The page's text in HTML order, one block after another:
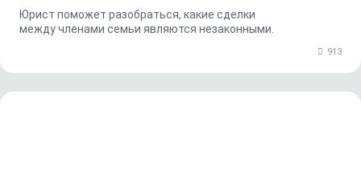
Юрист поможет разобраться, какие сделки
между членами семьи являются незаконными.
913